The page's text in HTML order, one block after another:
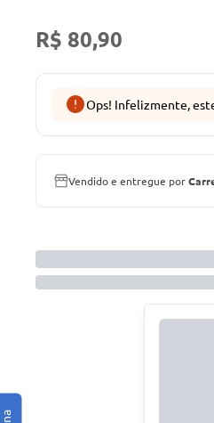
R$ 80,90
Ops! Infelizmente,
Vendido e entregue por